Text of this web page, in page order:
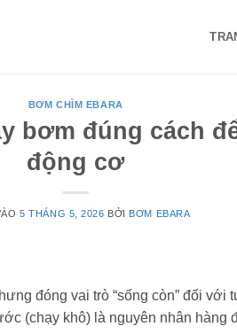
BƠM CHÌM EBARA
bơm đúng cách
động cơ
5 THÁNG 5, 2026 BỞI BƠM EBARA
đóng vai trò “sống còn” đối với
(chạy khô) là nguyên nhân hàng